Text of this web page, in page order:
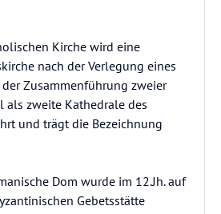
Kirche wird eine
nach der Verlegung eines
Zusammenführung zweier
als zweite Kathedrale des
und trägt die Bezeichnung
Dom wurde im 12.Jh. auf
Gebetsstätte